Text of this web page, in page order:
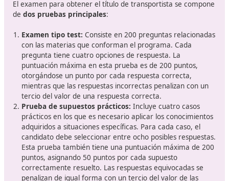
Serás más competitivo con
En un mundo en constante evolución,el sector del
transporte se está adaptando a las nuevas
económicas, tecnológicas y medioambientales. En
formación para obtener el título de competencia
de transporte se ha convertido en un requisito
aquellos que buscan una carrera exitosa en esta área.
Infórmate con DAC docencia en cómo puedes
para obtener tu título. Te ofrecemos soluciones online
tus preferencias y necesidades, disfruta de un curso
horas online.